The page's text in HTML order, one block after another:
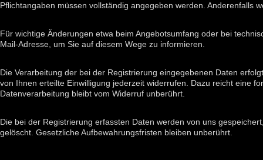
Pflichtangaben müssen vollständig angegeben werden. Anderenfalls
Für wichtige Änderungen etwa beim Angebotsumfang oder bei
Mail-Adresse, um Sie auf diesem Wege zu informieren.
Die Verarbeitung der bei der Registrierung eingegebenen Daten
von Ihnen erteilte Einwilligung jederzeit widerrufen. Dazu reicht eine
Datenverarbeitung bleibt vom Widerruf unberührt.
Die bei der Registrierung erfassten Daten werden von uns
gelöscht. Gesetzliche Aufbewahrungsfristen bleiben unberührt.